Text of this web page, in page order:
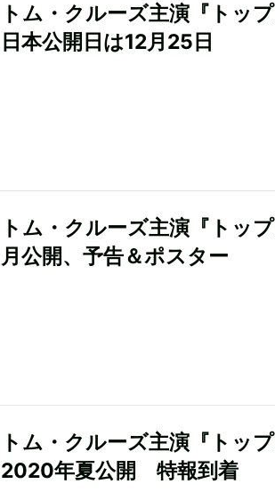
トム・クルーズ主演『トッ
日本公開日は12月25日
トム・クルーズ主演『トッ
月公開、予告＆ポスター
トム・クルーズ主演『トッ
2020年夏公開 特報到着